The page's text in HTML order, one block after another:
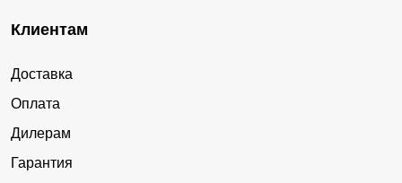
Клиентам
Доставка
Оплата
Дилерам
Гарантия